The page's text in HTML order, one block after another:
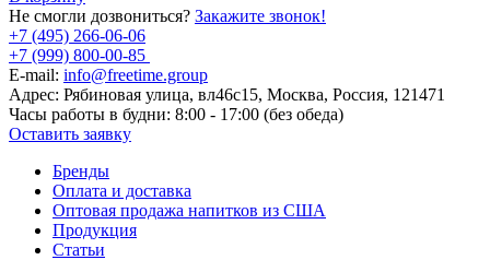
Не смогли дозвониться? Закажите звонок!
+7 (495) 266-06-06
+7 (999) 800-00-85
E-mail: info@freetime.group
Адрес: Рябиновая улица, вл46с15, Москва, Россия, 121471
Часы работы в будни: 8:00 - 17:00 (без обеда)
Оставить заявку
Бренды
Оплата и доставка
Оптовая продажа напитков из США
Продукция
Статьи